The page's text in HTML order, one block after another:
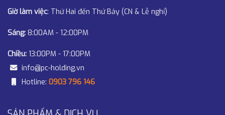
Giờ làm việc: Thứ Hai đến Thứ Bảy (CN & Lễ nghỉ)
Sáng: 8:00AM - 12:00PM
Chiều: 13:00PM - 17:00PM
info@pc-holding.vn
Hotline: 0903 796 146